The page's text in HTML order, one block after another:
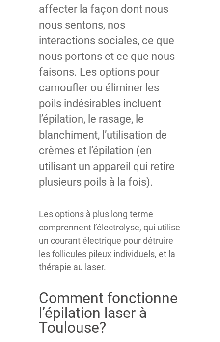
affecter la façon dont nous
nous sentons, nos
interactions sociales, ce que
nous portons et ce que nous
faisons. Les options pour
camoufler ou éliminer les
poils indésirables incluent
l’épilation, le rasage, le
blanchiment, l’utilisation de
crèmes et l’épilation (en
utilisant un appareil qui retire
plusieurs poils à la fois).
Les options à plus long terme
comprennent l’électrolyse, qui utilise
un courant électrique pour détruire
les follicules pileux individuels, et la
thérapie au laser.
Comment fonctionne
l’épilation laser à
Toulouse?